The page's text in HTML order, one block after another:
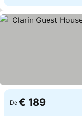
De € 189